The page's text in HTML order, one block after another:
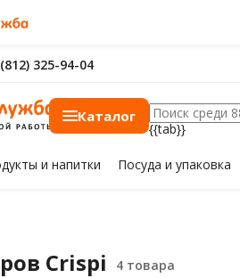
325-94-04
Каталог
{{tab}}
и напитки Посуда и упаковка
Crispi